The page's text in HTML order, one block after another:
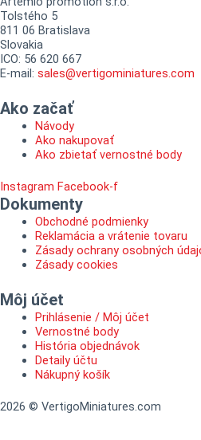
Tolstého 5
811 06 Bratislava
Slovakia
ICO: 56 620 667
E-mail: sales@vertigominiatures.com
Ako začať
Návody
Ako nakupovať
Ako zbietať vernostné body
Instagram Facebook-f
Dokumenty
Obchodné podmienky
Reklamácia a vrátenie tovaru
Zásady ochrany osobných
Zásady cookies
Môj účet
Prihlásenie / Môj účet
Vernostné body
História objednávok
Detaily účtu
Nákupný košík
2026 © VertigoMiniatures.com